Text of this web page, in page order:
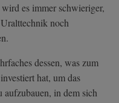
es immer schwieriger,
noch
dessen, was zum
hat, um das
in dem sich